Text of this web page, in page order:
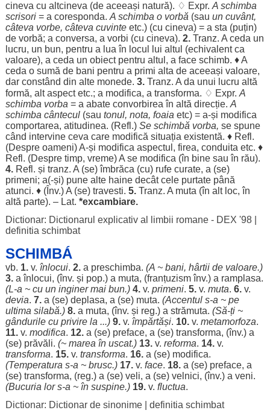
cineva cu altcineva (de aceeași natură). ♢ Expr. A schimba
scrisori= a coresponda. A schimba o vorbă (sau un cuvânt,
câteva vorbe, câteva cuvinteetc.) (cu cineva) = a sta (puțin)
de vorbă; a conversa, a vorbi (cu cineva). 2.Tranz. A ceda un
lucru, un bun, pentru a lua în locul lui altul (echivalentca
valoare), a ceda un obiect pentru altul , a face schimb. ♦ A
ceda o sumă de bani pentru a primi alta de aceeași valoare,
dar constând din alte monede. 3.Tranz. A da unui lucru altă
formă, alt aspectetc.; a modifica, a transforma. ♢ Expr. A
schimba vorba = a abate convorbirea în altă direcție. A
schimba cântecul(sau tonul, nota, foaia etc) = a-și modifica
comportarea, atitudinea. (Refl.) Se schimbă vorba, se spune
când intervineceva care modifică situația existentă. ♦ Refl.
(Despre oameni) A-și modifica aspectul , firea, conduita etc. ♦
Refl. (Despre timp, vreme) A se modifica (în binesau în rău).
4.Refl. și tranz. A (se)îmbrăca (cu) rufe curate, a (se)
primeni; a(-și) pune alte haine decât cele purtatepână
atunci. ♦ (Înv.) A (se) travesti. 5.Tranz. A muta (în alt loc, în
altă parte). – Lat. *excambiare.
Dictionar: Dictionarul explicativ al limbii romane - DEX '98|
definitia schimbat
SCHIMBÁ
vb. 1.v. înlocui. 2.a preschimba. (A ~ bani, hârtiide valoare.)
3.aînlocui, (înv. și pop.) a muta, (franțuzismînv.) a ramplasa.
(L-a ~ cu un inginermai bun.) 4.v. primeni. 5.v. muta. 6.v.
devia. 7.a (se) deplasa, a (se) muta. (Accentuls-a ~ pe
ultima silabă.) 8.a muta, (înv. și reg.) a strămuta. (Să-ți ~
gândurilecu privirela ...) 9.v. împărtăși. 10.v. metamorfoza.
11.v. modifica. 12.a (se) preface, a (se) transforma, (înv.) a
(se) prăvăli. (~ marea în uscat.) 13.v. reforma. 14.v.
transforma. 15.v. transforma. 16.a (se) modifica.
(Temperatura s-a ~ brusc.) 17.v. face. 18.a (se) preface, a
(se) transforma, (reg.) a (se) veli, a (se) velnici, (înv.) a veni.
(Bucuria lors-a ~ în suspine.) 19.v. fluctua.
Dictionar: Dictionar de sinonime| definitia schimbat